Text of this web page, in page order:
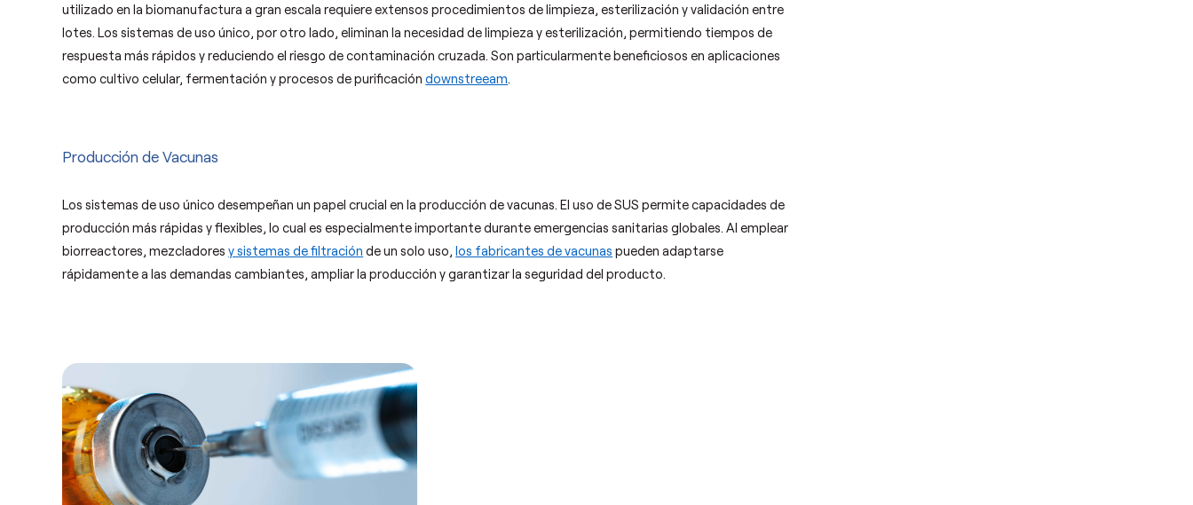
utilizado en la biomanufactura a gran escala requiere extensos procedimientos de limpieza, esterilización y validación entre
lotes. Los sistemas de uso único, por otro lado, eliminan la necesidad de limpieza y esterilización, permitiendo tiempos de
respuesta más rápidos y reduciendo el riesgo de contaminación cruzada. Son particularmente beneficiosos en aplicaciones
como cultivo celular, fermentación y procesos de purificacióndownstreeam.
Producción de Vacunas
Los sistemas de uso único desempeñan un papel crucial en la producción de vacunas. El uso de SUS permite capacidades de
producción más rápidas y flexibles, lo cual es especialmente importante durante emergencias sanitarias globales. Al emplear
biorreactores, mezcladoresy sistemas de filtración de un solo uso,los fabricantes de vacunas pueden adaptarse
rápidamente a las demandas cambiantes, ampliar la producción y garantizar la seguridad del producto.